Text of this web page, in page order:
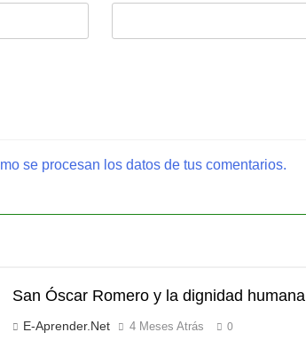
se procesan los datos de tus comentarios.
San Óscar Romero y la dignidad humana
E-Aprender.net 4 Meses Atrás 0